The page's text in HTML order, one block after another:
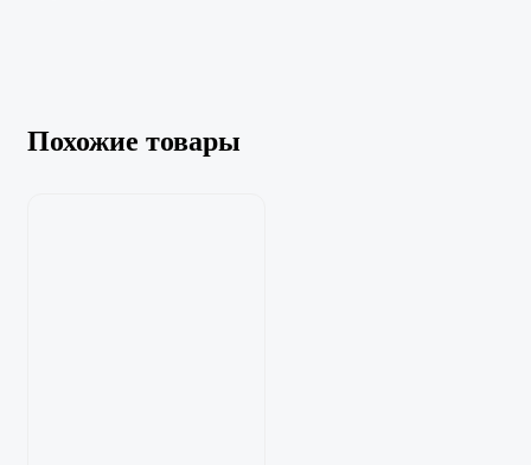
Похожие товары